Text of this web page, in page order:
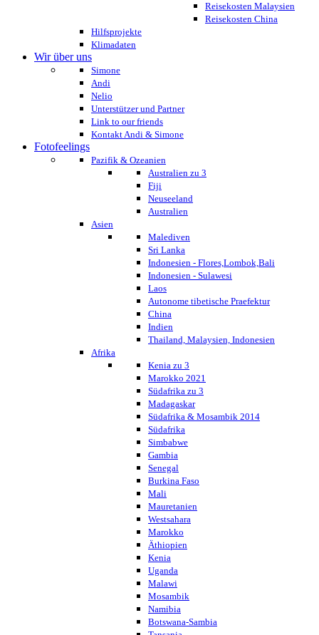
Reisekosten Malaysien
Reisekosten China
Hilfsprojekte
Klimadaten
Wir über uns
Simone
Andi
Nelio
Unterstützer und Partner
Link to our friends
Kontakt Andi & Simone
Fotofeelings
Pazifik & Ozeanien
Australien zu 3
Fiji
Neuseeland
Australien
Asien
Malediven
Sri Lanka
Indonesien - Flores,Lombok,Bali
Indonesien - Sulawesi
Laos
Autonome tibetische Praefektur
China
Indien
Thailand, Malaysien, Indonesien
Afrika
Kenia zu 3
Marokko 2021
Südafrika zu 3
Madagaskar
Südafrika & Mosambik 2014
Südafrika
Simbabwe
Gambia
Senegal
Burkina Faso
Mali
Mauretanien
Westsahara
Marokko
Äthiopien
Kenia
Uganda
Malawi
Mosambik
Namibia
Botswana-Sambia